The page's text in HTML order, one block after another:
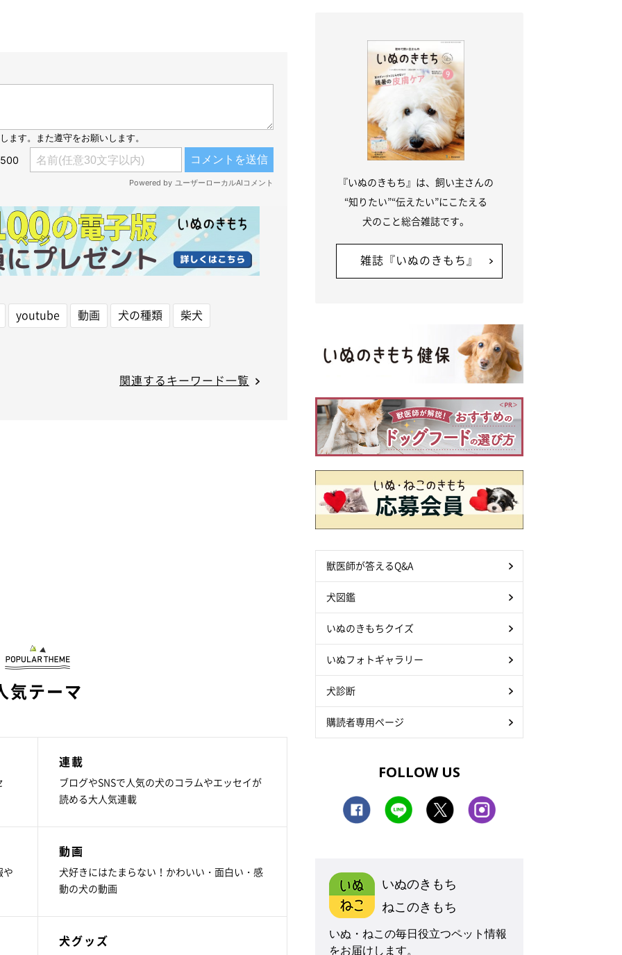
youtube 動画 犬の種類
柴犬
関連するキーワード一覧
気テーマ
連載
ブログやSNSで人気の犬のコラムやエッセイが
読める大人気連載
や
動画
犬好きにはたまらない！かわいい・面白い・感
動の犬の動画
犬グッズ
『いぬのきもち』は、飼い主さんの
“知りたい”“伝えたい”にこたえる
犬のこと総合雑誌です。
雑誌『いぬのきもち』
獣医師が答えるQ&A
犬図鑑
いぬのきもちクイズ
いぬフォトギャラリー
犬診断
購読者専用ページ
FOLLOW US
いぬのきもち
ねこのきもち
いぬ・ねこの毎日役立つペット情報
をお届けします。